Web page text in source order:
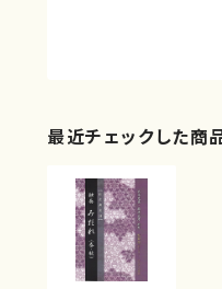
最近チェックした商